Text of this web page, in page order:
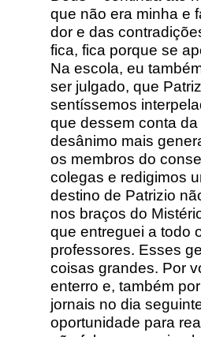
que não era minha e
dor e das
fica, fica porque se
Na escola, eu
ser julgado, que
sentíssemos
que dessem conta
desânimo mais
os membros do
colegas e redigimos
destino de Patrizio
nos braços do
que entreguei a todo
professores. Esses
coisas grandes. Por
enterro e, também
jornais no dia
oportunidade para